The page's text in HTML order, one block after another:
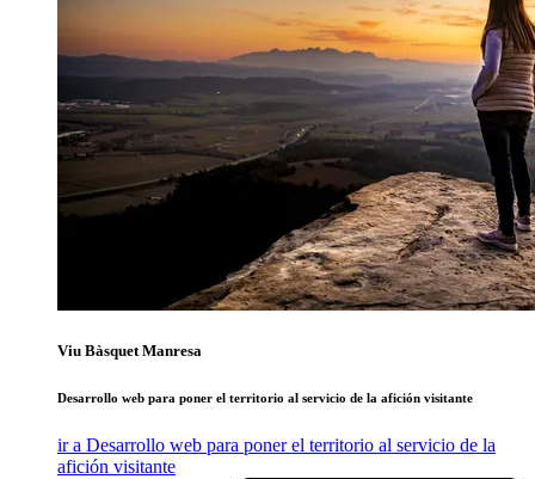
Viu Bàsquet Manresa
Desarrollo web para poner el territorio al servicio de la afición visitante
ir a Desarrollo web para poner el territorio al servicio de la
afición visitante